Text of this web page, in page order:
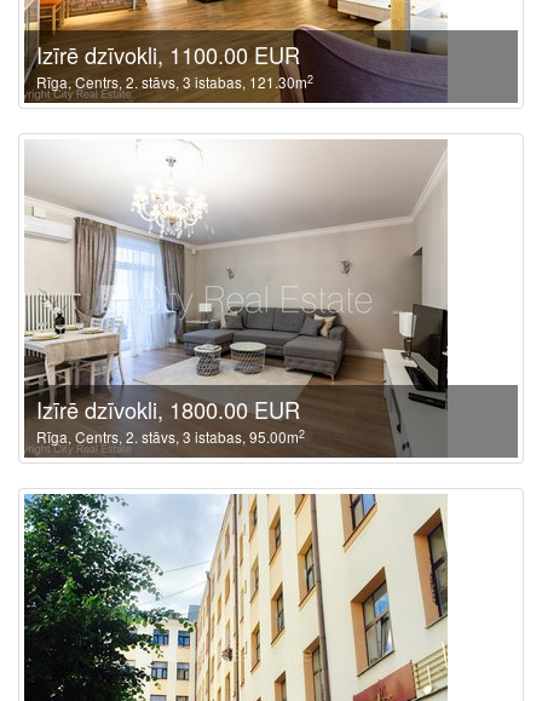
Izīrē dzīvokli, 1100.00 EUR
Rīga, Centrs, 2. stāvs, 3 istabas, 121.30m2
Izīrē dzīvokli, 1800.00 EUR
Rīga, Centrs, 2. stāvs, 3 istabas, 95.00m2